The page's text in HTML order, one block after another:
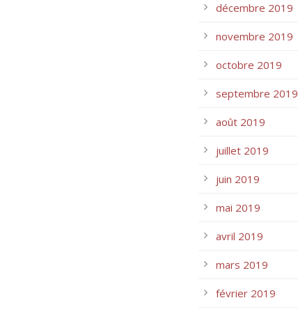
décembre 2019
novembre 2019
octobre 2019
septembre 2019
août 2019
juillet 2019
juin 2019
mai 2019
avril 2019
mars 2019
février 2019